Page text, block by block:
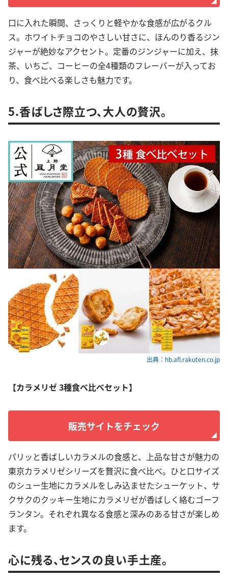
口に入れた瞬間、さっくりと軽やかな食感が広がるクル
ス。ホワイトチョコのやさしい甘さに、ほんのり香るジン
ジャーが絶妙なアクセント。定番のジンジャーに加え、抹
茶、いちご、コーヒーの全4種類のフレーバーが入ってお
り、食べ比べる楽しさも魅力です。
5.香ばしさ際立つ、大人の贅沢。
出典：hb.afl.rakuten.co.jp
【カラメリゼ 3種食べ比べセット】
販売サイトをチェック
パリッと香ばしいカラメルの食感と、上品な甘さが魅力の
東京カラメリゼシリーズを贅沢に食べ比べ。ひと口サイズ
のシュー生地にカラメルをしみ込ませたシューケット、サ
クサクのクッキー生地にカラメリゼが香ばしく絡むゴーフ
ランタン。それぞれ異なる食感と深みのある甘さが楽しめ
ます。
心に残る、センスの良い手土産。